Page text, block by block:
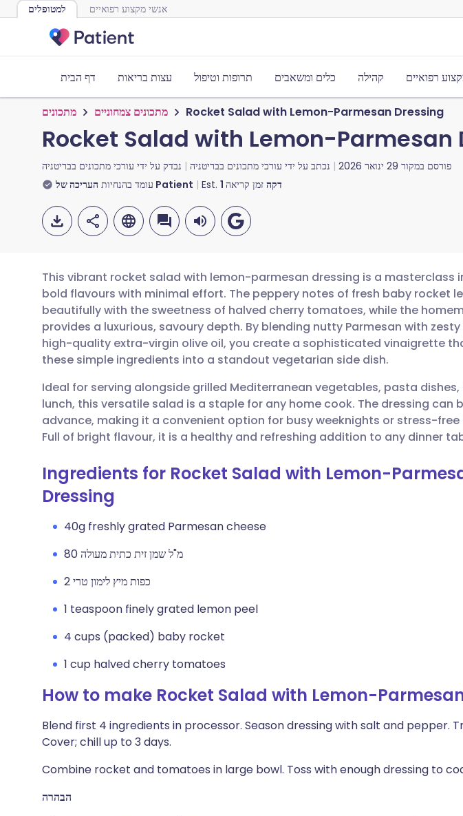
למטופלים אנשי מקצוע רפואיים
דף הבית עצות בריאות תרופות וטיפול כלים ומשאבים קהילה רפואיים
מתכונים מתכונים צמחוניים Rocket Salad with Lemon-Parmesan Dressing
Rocket Salad with Lemon-Parmesan
נבדק על ידי עורכי מתכונים בבריטניה נכתב על ידי עורכי מתכונים בבריטניה פורסם במקור 29 ינואר 2026
עומד בהנחיות העריכה של Patient Est. 1 דקה זמן קריאה
שתף דרך אימייל
שתף דרך פייסבוק
שתף דרך לינקדאין
שתף דרך X
שתף דרך WhatsApp
🇬🇧 English 🇩🇪 Deutsch
🇪🇸 Español 🇫🇷 Français
🇮🇹 Italiano 🇵🇹 Português
🇮🇳 हिन्दी 🇮🇱 עברית
🇸🇦 عربي 🇸🇪 Svenska
This vibrant rocket salad with lemon-parmesan dressing is a masterclass
bold flavours with minimal effort. The peppery notes of fresh baby rocket
beautifully with the sweetness of halved cherry tomatoes, while the
provides a luxurious, savoury depth. By blending nutty Parmesan with
high-quality extra-virgin olive oil, you create a sophisticated vinaigrette
these simple ingredients into a standout vegetarian side dish.
Ideal for serving alongside grilled Mediterranean vegetables, pasta dishes,
lunch, this versatile salad is a staple for any home cook. The dressing can
advance, making it a convenient option for busy weeknights or stress-
Full of bright flavour, it is a healthy and refreshing addition to any dinner
Ingredients for Rocket Salad with Lemon-
Dressing
40g freshly grated Parmesan cheese
80 מ"ל שמן זית כתית מעולה
2 כפות מיץ לימון טרי
1 teaspoon finely grated lemon peel
4 cups (packed) baby rocket
1 cup halved cherry tomatoes
How to make Rocket Salad with Lemon-
Blend first 4 ingredients in processor. Season dressing with salt and pepper.
Cover; chill up to 3 days.
Combine rocket and tomatoes in large bowl. Toss with enough dressing to
הבהרה